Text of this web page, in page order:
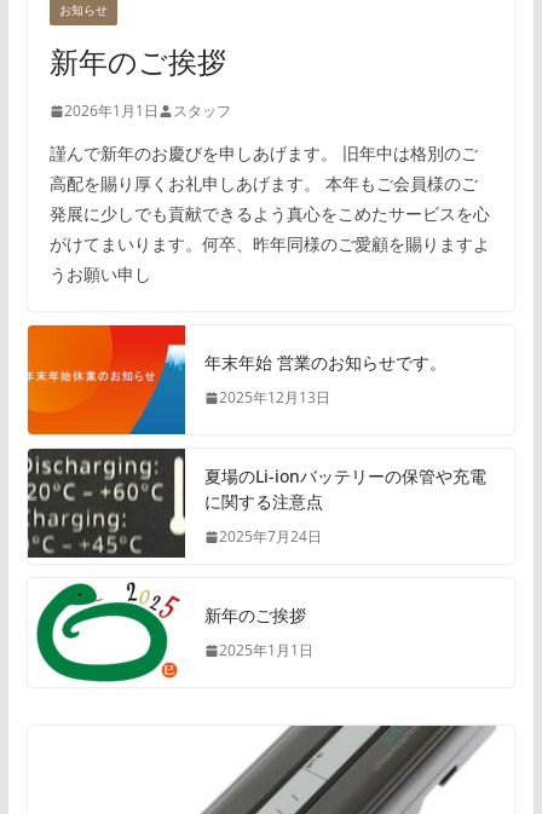
お知らせ
新年のご挨拶
2026年1月1日 スタッフ
謹んで新年のお慶びを申しあげます。 旧年中は格別のご
高配を賜り厚くお礼申しあげます。 本年もご会員様のご
発展に少しでも貢献できるよう真心をこめたサービスを心
がけてまいります。何卒、昨年同様のご愛顧を賜りますよ
うお願い申し
年末年始 営業のお知らせです。
2025年12月13日
夏場のLi-ionバッテリーの保管や充電
に関する注意点
2025年7月24日
新年のご挨拶
2025年1月1日